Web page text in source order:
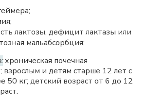
лактозы, дефицит лактазы или
мальабсорбция;
хроническая почечная
взрослым и детям старше 12 лет с
50 кг; детский возраст от 6 до 12